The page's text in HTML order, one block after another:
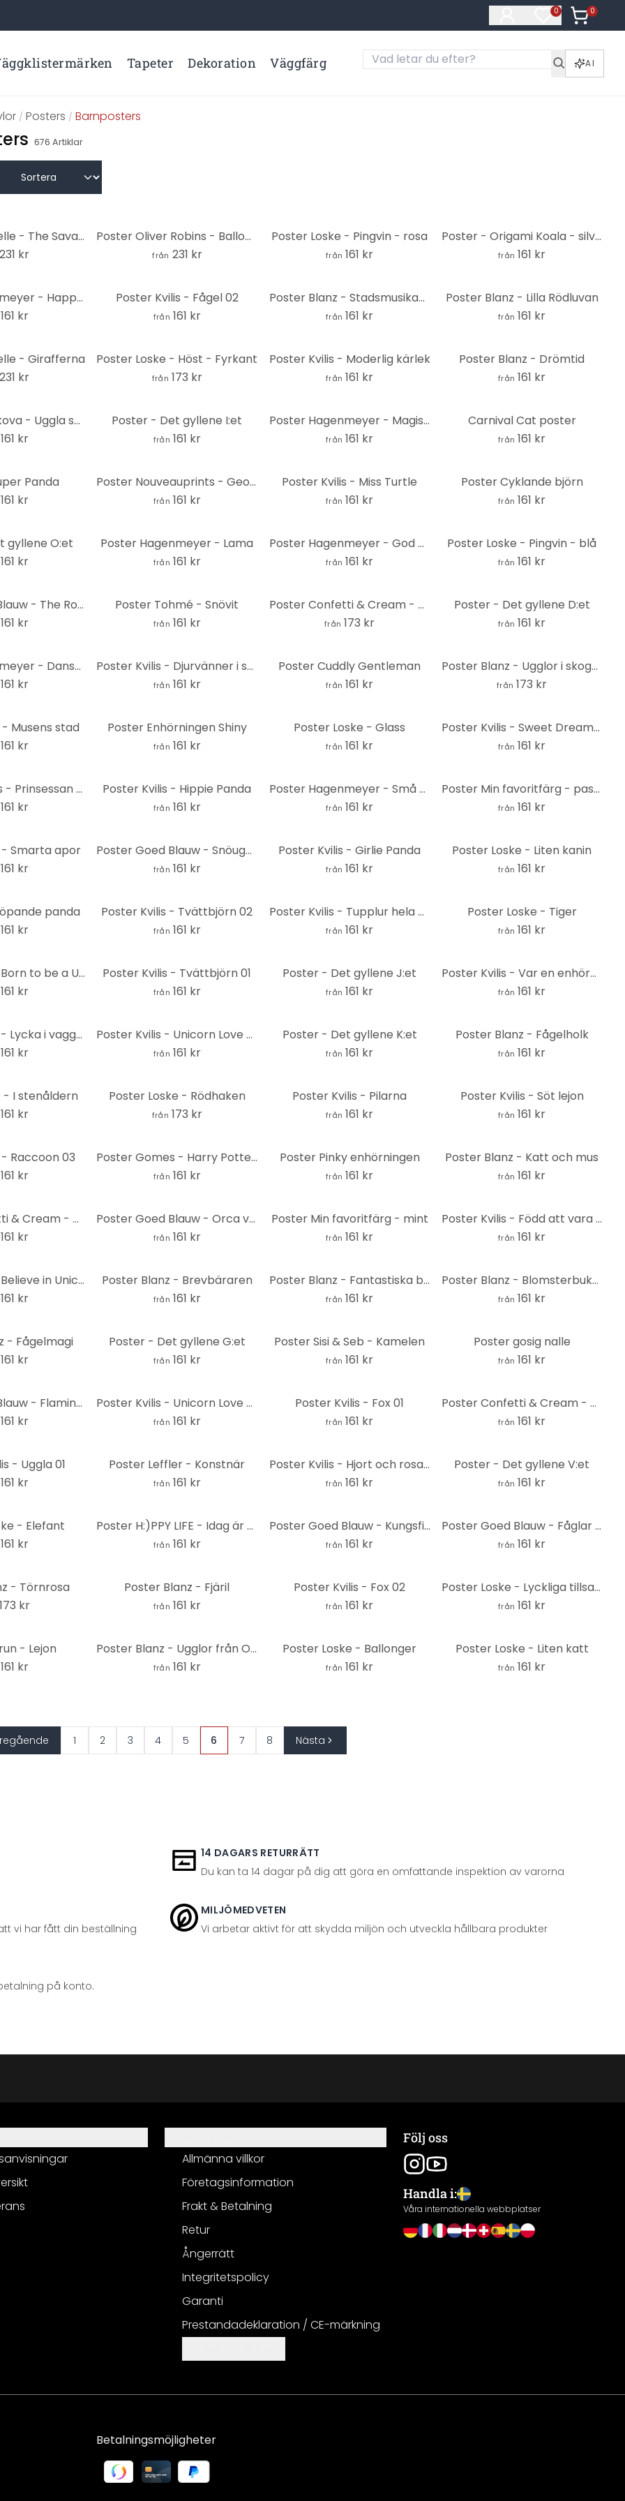
0
Artiklar på
0
Artiklar i
Tapeter Dekoration Väggfärg AI
/ Posters / Barnposters
676 Artiklar
Poster Kikki Belle - The Savannah - Rund
231 kr
Poster Oliver Robins - Balloon Bonanza - Rund
från 231 kr
Poster Loske - Pingvin - rosa
från 161 kr
Poster - Origami Koala - silver look
från 161 kr
Poster Hagenmeyer - Happy Panda
161 kr
Poster Kvilis - Fågel 02
från 161 kr
Poster Blanz - Stadsmusikanterna i Bremen
från 161 kr
Poster Blanz - Lilla Rödluvan
från 161 kr
- Girafferna
231 kr
Poster Loske - Höst - Fyrkant
från 173 kr
Poster Kvilis - Moderlig kärlek
från 161 kr
Poster Blanz - Drömtid
från 161 kr
Poster Korenkova - Uggla som älskar kaffe
161 kr
Poster - Det gyllene I:et
från 161 kr
Poster Hagenmeyer - Magisk kanin
från 161 kr
Carnival Cat poster
från 161 kr
Panda
161 kr
Poster Nouveauprints - Geometrisk dinosaurie Triceratops
från 161 kr
Poster Kvilis - Miss Turtle
från 161 kr
Poster Cyklande björn
från 161 kr
gyllene O:et
161 kr
Poster Hagenmeyer - Lama
från 161 kr
Poster Hagenmeyer - God morgon lama
från 161 kr
Poster Loske - Pingvin - blå
från 161 kr
Poster Goed Blauw - The Rose
161 kr
Poster Tohmé - Snövit
från 161 kr
Poster Confetti & Cream - Var en enhörning...
från 173 kr
Poster - Det gyllene D:et
från 161 kr
Poster Hagenmeyer - Dansande lama
161 kr
Poster Kvilis - Djurvänner i skogen - svartvitt
från 161 kr
Poster Cuddly Gentleman
från 161 kr
Poster Blanz - Ugglor i skogen
från 173 kr
Musens stad
161 kr
Poster Enhörningen Shiny
från 161 kr
Poster Loske - Glass
från 161 kr
Poster Kvilis - Sweet Dreams - Enhörning med krona
från 161 kr
Poster Gomes - Prinsessan Leia leksak
161 kr
Poster Kvilis - Hippie Panda
från 161 kr
Poster Hagenmeyer - Små underverk
från 161 kr
Poster Min favoritfärg - pastellblå
från 161 kr
- Smarta apor
161 kr
Poster Goed Blauw - Snöugglan
från 161 kr
Poster Kvilis - Girlie Panda
från 161 kr
Poster Loske - Liten kanin
från 161 kr
panda
161 kr
Poster Kvilis - Tvättbjörn 02
från 161 kr
Poster Kvilis - Tupplur hela dagen
från 161 kr
Poster Loske - Tiger
från 161 kr
Poster Kvilis - Born to be a Unicorn - Enhörning med ballonger
161 kr
Poster Kvilis - Tvättbjörn 01
från 161 kr
Poster - Det gyllene J:et
från 161 kr
Poster Kvilis - Var en enhörning i ett fält av hästar - Enhörning med ögonfransar
från 161 kr
Poster Leffler - Lycka i vaggan
161 kr
Poster Kvilis - Unicorn Love - Ballongparty med enhörning
från 161 kr
Poster - Det gyllene K:et
från 161 kr
Poster Blanz - Fågelholk
från 161 kr
- I stenåldern
161 kr
Poster Loske - Rödhaken
från 173 kr
Poster Kvilis - Pilarna
från 161 kr
Poster Kvilis - Söt lejon
från 161 kr
Raccoon 03
161 kr
Poster Gomes - Harry Potter-leksak
från 161 kr
Poster Pinky enhörningen
från 161 kr
Poster Blanz - Katt och mus
från 161 kr
Poster Confetti & Cream - Namasté
161 kr
Poster Goed Blauw - Orca valar
från 161 kr
Poster Min favoritfärg - mint
från 161 kr
Poster Kvilis - Född att vara verklig
från 161 kr
Poster Kvilis - Believe in Unicorns - Enhörning med blommor
161 kr
Poster Blanz - Brevbäraren
från 161 kr
Poster Blanz - Fantastiska blommor
från 161 kr
Poster Blanz - Blomsterbukett
från 161 kr
- Fågelmagi
161 kr
Poster - Det gyllene G:et
från 161 kr
Poster Sisi & Seb - Kamelen
från 161 kr
Poster gosig nalle
från 161 kr
Poster Goed Blauw - Flamingo
161 kr
Poster Kvilis - Unicorn Love - Ballerina Party
från 161 kr
Poster Kvilis - Fox 01
från 161 kr
Poster Confetti & Cream - Whoo Hoo
från 161 kr
- Uggla 01
161 kr
Poster Leffler - Konstnär
från 161 kr
Poster Kvilis - Hjort och rosa blommor
från 161 kr
Poster - Det gyllene V:et
från 161 kr
- Elefant
161 kr
Poster H:)PPY LIFE - Idag är en fantastisk dag
från 161 kr
Poster Goed Blauw - Kungsfiskaren
från 161 kr
Poster Goed Blauw - Fåglar på våren
från 161 kr
- Törnrosa
173 kr
Poster Blanz - Fjäril
från 161 kr
Poster Kvilis - Fox 02
från 161 kr
Poster Loske - Lyckliga tillsammans
från 161 kr
- Lejon
161 kr
Poster Blanz - Ugglor från Orienten
från 161 kr
Poster Loske - Ballonger
från 161 kr
Poster Loske - Liten katt
från 161 kr
1 2 3 4 5 6 7 8 Nästa
14 DAGARS RETURRÄTT
Du kan ta 14 dagar på dig att göra en omfattande inspektion av varorna
vi har fått din beställning
MILJÖMEDVETEN
Vi arbetar aktivt för att skydda miljön och utveckla hållbara produkter
på konto.
Allmänna villkor
Företagsinformation
Frakt & Betalning
Retur
Ångerrätt
Integritetspolicy
Garanti
Prestandadeklaration / CE-märkning
Följ oss
Handla i:
Våra internationella webbplatser
Betalningsmöjligheter